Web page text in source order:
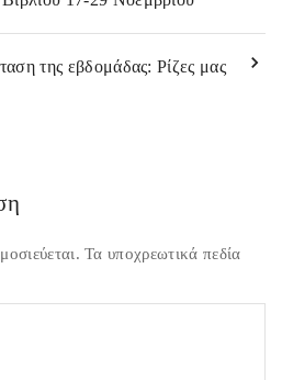
της εβδομάδας: Ρίζες μας
Τα υποχρεωτικά πεδία